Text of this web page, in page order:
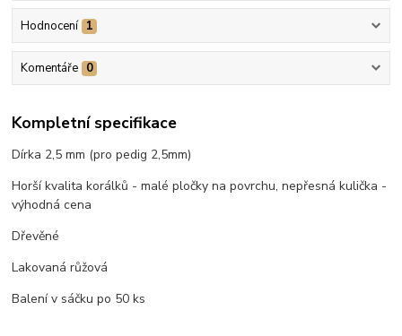
Hodnocení 1
Komentáře 0
Kompletní specifikace
Dírka 2,5 mm (pro pedig 2,5mm)
Horší kvalita korálků - malé pločky na povrchu, nepřesná kulička -
výhodná cena
Dřevěné
Lakovaná růžová
Balení v sáčku po 50 ks